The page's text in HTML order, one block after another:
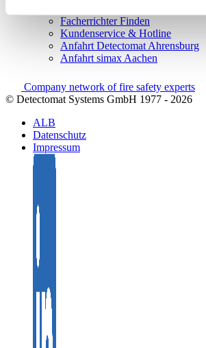
Facherrichter Finden
Kundenservice & Hotline
Anfahrt Detectomat Ahrensburg
Anfahrt simax Aachen
Company network of fire safety experts
© Detectomat Systems GmbH 1977 - 2026
ALB
Datenschutz
Impressum